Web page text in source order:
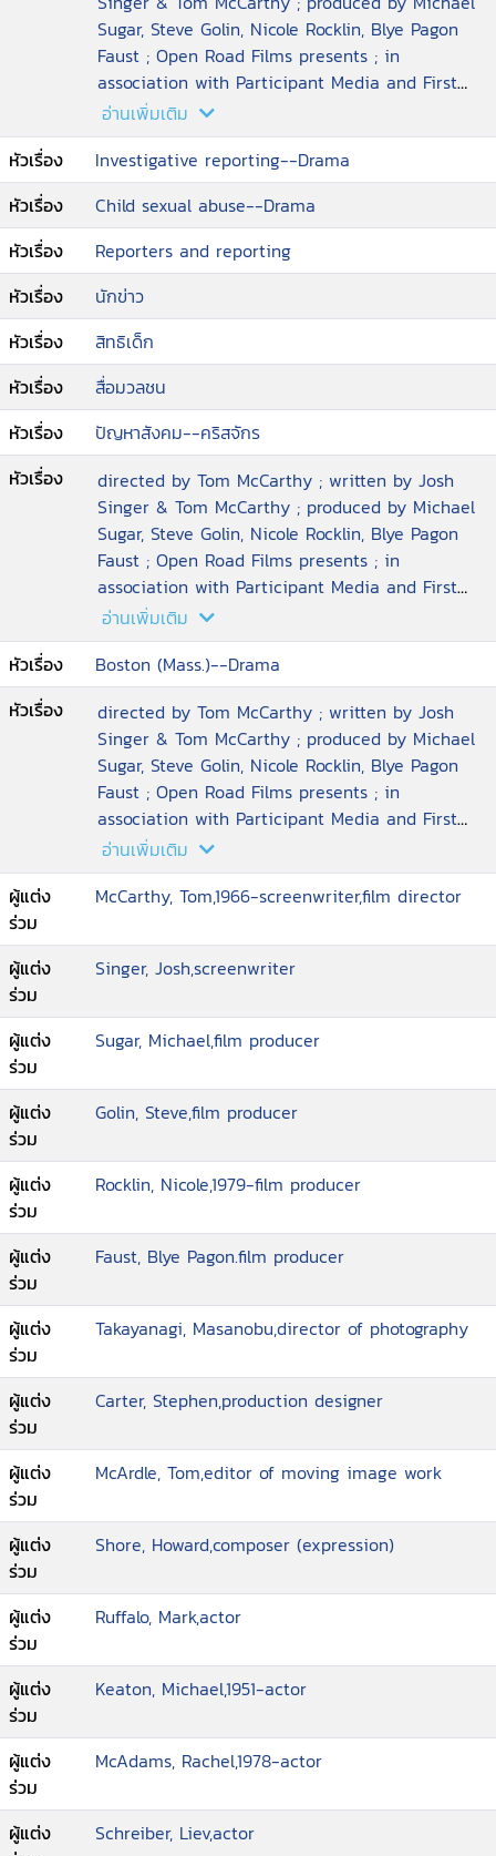
Sugar, Steve Golin, Nicole Rocklin, Blye Pagon
Faust ; Open Road Films presents ; in
association with Participant Media and First
Look Media ; an Anonymous Content
production ; a Rocklin
อ่านเพิ่มเติม
หัวเรื่อง
Investigative reporting--Drama
หัวเรื่อง
Child sexual abuse--Drama
หัวเรื่อง
Reporters and reporting
หัวเรื่อง
นักข่าว
หัวเรื่อง
สิทธิเด็ก
หัวเรื่อง
สื่อมวลชน
หัวเรื่อง
ปัญหาสังคม--คริสจักร
หัวเรื่อง
directed by Tom McCarthy ; written by Josh
Singer & Tom McCarthy ; produced by Michael
Sugar, Steve Golin, Nicole Rocklin, Blye Pagon
Faust ; Open Road Films presents ; in
association with Participant Media and First
Look Media ; an Anonymous Content
production ; a Rocklin
อ่านเพิ่มเติม
หัวเรื่อง
Boston (Mass.)--Drama
หัวเรื่อง
directed by Tom McCarthy ; written by Josh
Singer & Tom McCarthy ; produced by Michael
Sugar, Steve Golin, Nicole Rocklin, Blye Pagon
Faust ; Open Road Films presents ; in
association with Participant Media and First
Look Media ; an Anonymous Content
production ; a Rocklin
อ่านเพิ่มเติม
ผู้แต่ง
ร่วม
McCarthy, Tom,1966-screenwriter,film director
ผู้แต่ง
ร่วม
Singer, Josh,screenwriter
ผู้แต่ง
ร่วม
Sugar, Michael,film producer
ผู้แต่ง
ร่วม
Golin, Steve,film producer
ผู้แต่ง
ร่วม
Rocklin, Nicole,1979-film producer
ผู้แต่ง
ร่วม
Faust, Blye Pagon.film producer
ผู้แต่ง
ร่วม
Takayanagi, Masanobu,director of photography
ผู้แต่ง
ร่วม
Carter, Stephen,production designer
ผู้แต่ง
ร่วม
McArdle, Tom,editor of moving image work
ผู้แต่ง
ร่วม
Shore, Howard,composer (expression)
ผู้แต่ง
ร่วม
Ruffalo, Mark,actor
ผู้แต่ง
ร่วม
Keaton, Michael,1951-actor
ผู้แต่ง
ร่วม
McAdams, Rachel,1978-actor
ผู้แต่ง
Schreiber, Liev,actor